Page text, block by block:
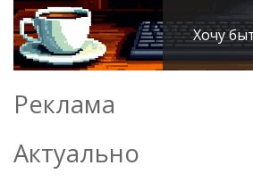
Хочу
Реклама
Актуально